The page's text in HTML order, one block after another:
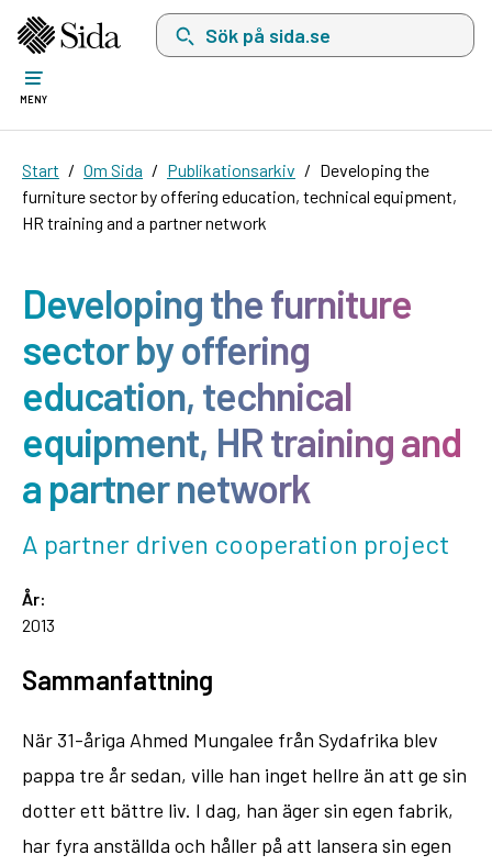
Sök på sida.se, sökförslag kommer att visas
MENY
Start Om Sida Publikationsarkiv
Developing the
furniture sector by offering education, technical equipment,
HR training and a partner network
Developing the furniture
sector by offering
education, technical
equipment, HR training and
a partner network
A partner driven cooperation project
År:
2013
Sammanfattning
När 31-åriga Ahmed Mungalee från Sydafrika blev
pappa tre år sedan, ville han inget hellre än att ge sin
dotter ett bättre liv. I dag, han äger sin egen fabrik,
har fyra anställda och håller på att lansera sin egen